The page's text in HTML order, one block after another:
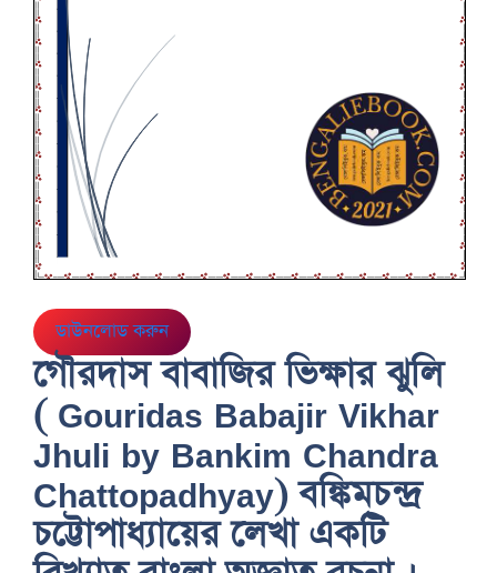
ডাউনলোড করুন
গৌরদাস বাবাজির ভিক্ষার ঝুলি
( Gouridas Babajir Vikhar
Jhuli by Bankim Chandra
Chattopadhyay) বঙ্কিমচন্দ্র
চট্টোপাধ্যায়ের লেখা একটি